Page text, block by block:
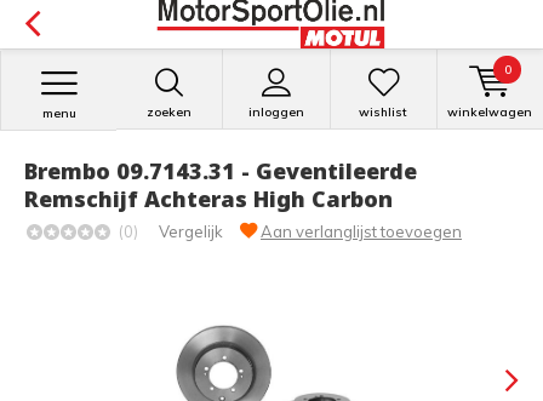
zoeken inloggen
menu wishlist winkelwagen
0
Brembo 09.7143.31 - Geventileerde
Remschijf Achteras High Carbon
(0) Vergelijk Aan verlanglijst toevoegen